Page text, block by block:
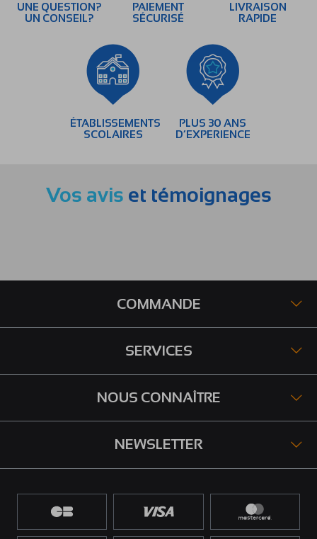
UNE QUESTION?
UN CONSEIL?
PAIEMENT
SÉCURISÉ
LIVRAISON
RAPIDE
ÉTABLISSEMENTS
SCOLAIRES
PLUS 30 ANS
D’EXPERIENCE
Vos avis et témoignages
COMMANDE
SERVICES
NOUS CONNAÎTRE
NEWSLETTER